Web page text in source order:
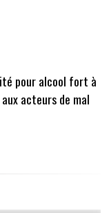
pour alcool fort à
acteurs de mal